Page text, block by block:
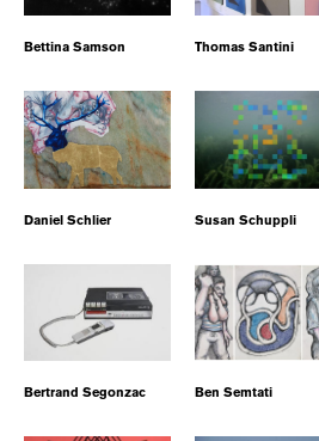
Bettina Samson Thomas Santini
Daniel Schlier Susan Schuppli
Bertrand Segonzac Ben Semtati